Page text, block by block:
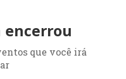
encerrou
que você irá